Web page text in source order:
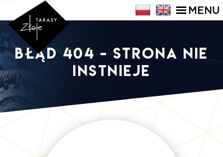
MENU
Błąd 404 - strona nie
instnieje